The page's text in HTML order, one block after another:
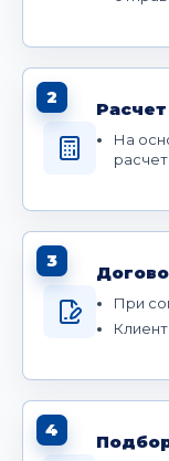
2
На
3
При
4